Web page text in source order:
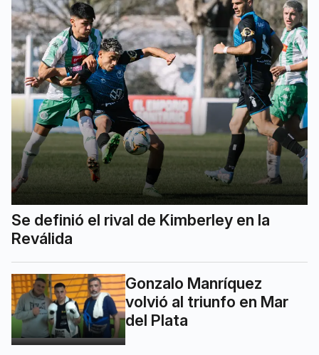
Se definió el rival de Kimberley en la
Reválida
Gonzalo Manríquez
volvió al triunfo en Mar
del Plata